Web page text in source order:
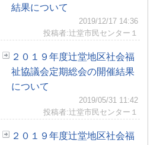
結果について
2019/12/17 14:36
投稿者:辻堂市民センター１
２０１９年度辻堂地区社会福
祉協議会定期総会の開催結果
について
2019/05/31 11:42
投稿者:辻堂市民センター１
２０１９年度辻堂地区社会福